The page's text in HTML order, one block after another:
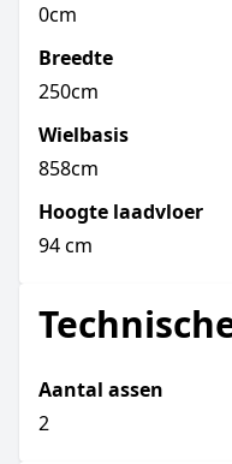
0cm
Breedte
250cm
Wielbasis
858cm
Hoogte laadvloer
94 cm
Aantal assen
2